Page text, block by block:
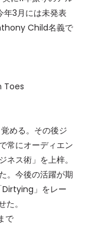
3月には未発表
Child名義で
Toes
める。その後ジ
常にオーディエン
ネス術」を上梓。
。今後の活躍が期
Dirtying」をレー
。
で